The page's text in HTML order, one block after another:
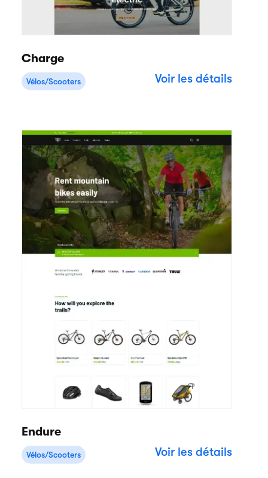
Charge
Vélos/Scooters Voir les détails
Endure
Vélos/Scooters Voir les détails